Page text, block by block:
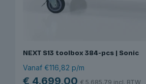
NEXT S13 toolbox 384-pcs | Sonic
Vanaf €116,82 p/m
€ 4.699,00 € 5.685,79 incl. BTW